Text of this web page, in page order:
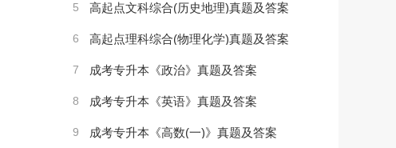
5 高起点文科综合(历史地理)真题及答案
6 高起点理科综合(物理化学)真题及答案
7 成考专升本《政治》真题及答案
8 成考专升本《英语》真题及答案
9 成考专升本《高数(一)》真题及答案